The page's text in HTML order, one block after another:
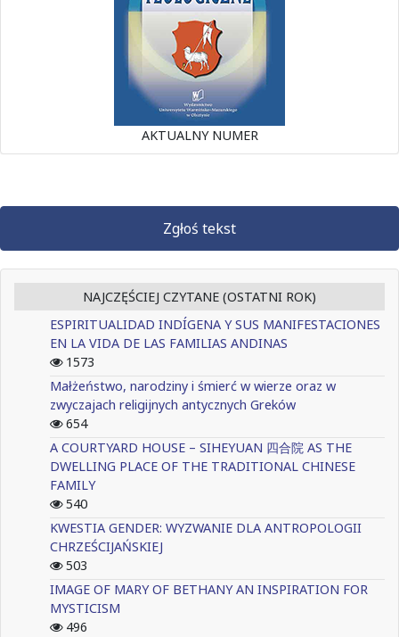
AKTUALNY NUMER
Zgłoś tekst
NAJCZĘŚCIEJ CZYTANE (OSTATNI ROK)
ESPIRITUALIDAD INDÍGENA Y SUS MANIFESTACIONES
EN LA VIDA DE LAS FAMILIAS ANDINAS
1573
Małżeństwo, narodziny i śmierć w wierze oraz w
zwyczajach religijnych antycznych Greków
654
A COURTYARD HOUSE – SIHEYUAN 四合院 AS THE
DWELLING PLACE OF THE TRADITIONAL CHINESE
FAMILY
540
KWESTIA GENDER: WYZWANIE DLA ANTROPOLOGII
CHRZEŚCIJAŃSKIEJ
503
IMAGE OF MARY OF BETHANY AN INSPIRATION FOR
MYSTICISM
496